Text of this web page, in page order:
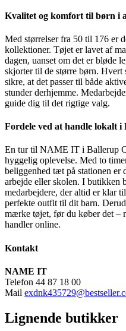
Kvalitet og komfort til børn i
Med størrelser fra 50 til 176 er
kollektioner. Tøjet er lavet af
dagen, uanset om det er bløde
skjorter til de større børn.
sikre, at det passer til både
stunder derhjemme.
guide dig til det rigtige valg.
Fordele ved at handle lokalt
En tur til NAME IT i Ballerup
hyggelig oplevelse. Med to
beliggenhed tæt på stationen er
arbejde eller skolen. I butikken
medarbejdere, der altid er klar
perfekte outfit til dit barn.
mærke tøjet, før du køber det –
handler online.
Kontakt
NAME IT
Telefon 44 87 18 00
Mail
Lignende butikker